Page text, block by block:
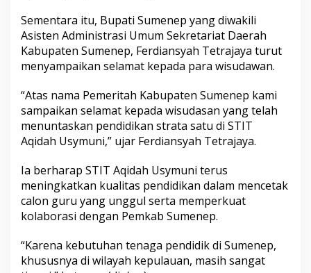
Sementara itu, Bupati Sumenep yang diwakili
Asisten Administrasi Umum Sekretariat Daerah
Kabupaten Sumenep, Ferdiansyah Tetrajaya turut
menyampaikan selamat kepada para wisudawan.
“Atas nama Pemeritah Kabupaten Sumenep kami
sampaikan selamat kepada wisudasan yang telah
menuntaskan pendidikan strata satu di STIT
Aqidah Usymuni,” ujar Ferdiansyah Tetrajaya.
Ia berharap STIT Aqidah Usymuni terus
meningkatkan kualitas pendidikan dalam mencetak
calon guru yang unggul serta memperkuat
kolaborasi dengan Pemkab Sumenep.
“Karena kebutuhan tenaga pendidik di Sumenep,
khususnya di wilayah kepulauan, masih sangat